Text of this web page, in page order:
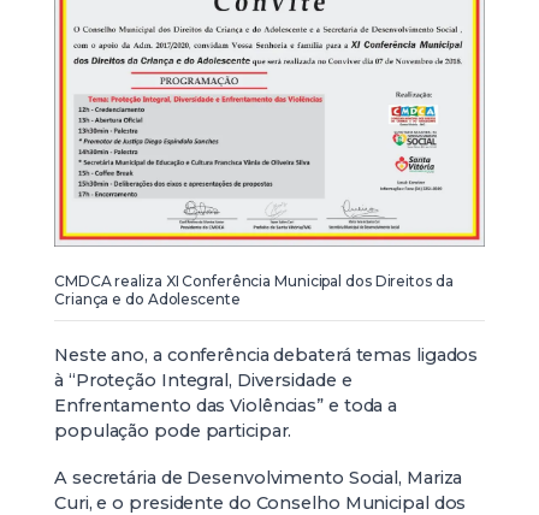
CMDCA realiza XI Conferência Municipal dos Direitos da
Criança e do Adolescente
Neste ano, a conferência debaterá temas ligados
à “Proteção Integral, Diversidade e
Enfrentamento das Violências” e toda a
população pode participar.
A secretária de Desenvolvimento Social, Mariza
Curi, e o presidente do Conselho Municipal dos